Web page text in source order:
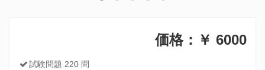
価格：￥ 6000
試験問題 220 問